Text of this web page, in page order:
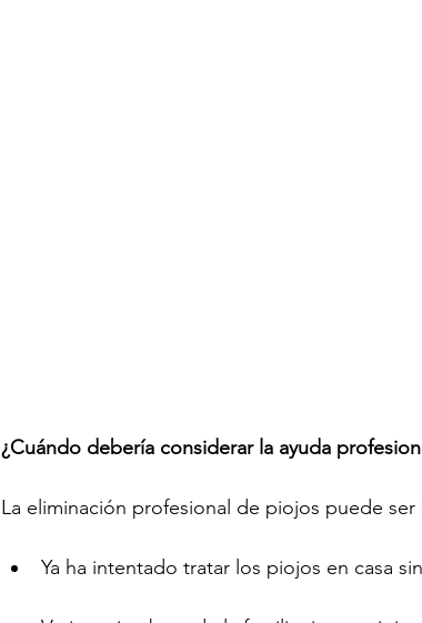
¿Cuándo debería considerar la ayuda
La eliminación profesional de piojos puede
Ya ha intentado tratar los piojos en casa